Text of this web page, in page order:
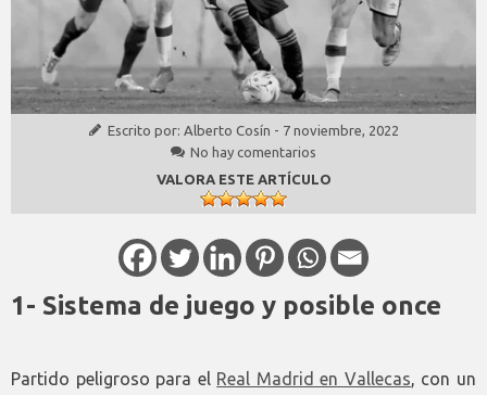
Escrito por: Alberto Cosín - 7 noviembre, 2022
No hay comentarios
VALORA ESTE ARTÍCULO
1- Sistema de juego y posible once
Partido peligroso para el Real Madrid en Vallecas, con un